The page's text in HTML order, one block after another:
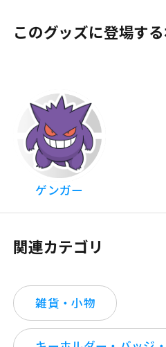
このグッズに登場す
ゲンガー
関連カテゴリ
雑貨・小物